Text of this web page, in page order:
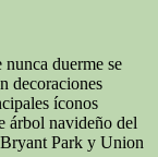
duerme se
decoraciones
íconos
árbol navideño del
Park y Union